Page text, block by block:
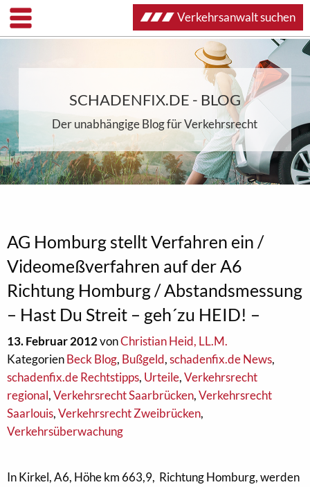
SCHADENFIX.DE - BLOG
Der unabhängige Blog für Verkehrsrecht
AG Homburg stellt Verfahren ein /
Videomeßverfahren auf der A6
Richtung Homburg / Abstandsmessung
– Hast Du Streit – geh´zu HEID! –
13. Februar 2012vonChristian Heid, LL.M.
KategorienBeck Blog, Bußgeld,schadenfix.de News,
schadenfix.de Rechtstipps, Urteile,Verkehrsrecht
regional,Verkehrsrecht Saarbrücken,Verkehrsrecht
Saarlouis,Verkehrsrecht Zweibrücken,
Verkehrsüberwachung
In Kirkel, A6, Höhe km 663,9, Richtung Homburg, werden
Verkehrsanwalt suchen